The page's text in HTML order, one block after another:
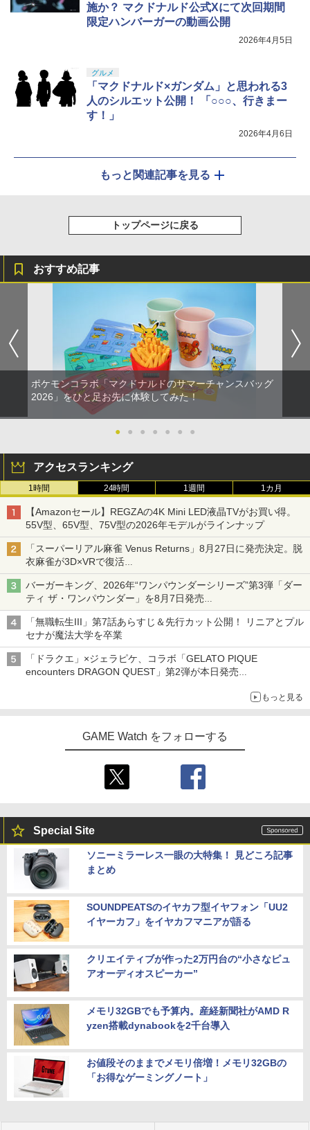
施か？ マクドナルド公式Xにて次回期間
限定ハンバーガーの動画公開
2026年4月5日
グルメ
「マクドナルド×ガンダム」と思われる3
人のシルエット公開！ 「○○○、行きまー
す！」
2026年4月6日
もっと関連記事を見る
トップページに戻る
おすすめ記事
ポケモンコラボ「マクドナルドのサマーチャンスバッグ
2026」をひと足お先に体験してみた！
● ● ● ● ● ● ●
アクセスランキング
1時間 24時間 1週間 1カ月
【Amazonセール】REGZAの4K Mini LED液晶TVがお買い得。
55V型、65V型、75V型の2026年モデルがラインナップ
「スーパーリアル麻雀 Venus Returns」8月27日に発売決定。脱
衣麻雀が3D×VRで復活
発売から2週間は20%オフになるセールが実施
バーガーキング、2026年“ワンパウンダーシリーズ”第3弾「ダー
ティ ザ・ワンパウンダー」を8月7日発売
「特製ガーリックマヨソース」を使用した超大型チーズバーガー
「無職転生III」第7話あらすじ＆先行カット公開！ リニアとプル
セナが魔法大学を卒業
「ドラクエ」×ジェラピケ、コラボ「GELATO PIQUE
encounters DRAGON QUEST」第2弾が本日発売
もっと見る
GAME Watch をフォローする
Special Site
ソニーミラーレス一眼の大特集！ 見どころ記事
まとめ
SOUNDPEATSのイヤカフ型イヤフォン「UU2
イヤーカフ」をイヤカフマニアが語る
クリエイティブが作った2万円台の“小さなピュ
アオーディオスピーカー”
メモリ32GBでも予算内。産経新聞社がAMD R
yzen搭載dynabookを2千台導入
お値段そのままでメモリ倍増！メモリ32GBの
「お得なゲーミングノート」